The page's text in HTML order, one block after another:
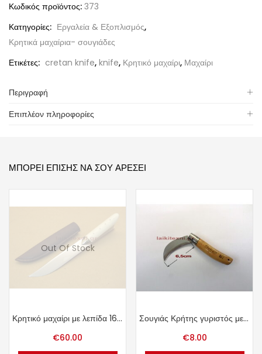
Κωδικός προϊόντος: 373
Κατηγορίες: Εργαλεία & Εξοπλισμός,
Κρητικά μαχαίρια- σουγιάδες
Ετικέτες: cretan knife, knife, Κρητικό μαχαίρι, Μαχαίρι
Περιγραφή
Επιπλέον πληροφορίες
ΜΠΟΡΕΊ ΕΠΊΣΗΣ ΝΑ ΣΟΥ ΑΡΈΣΕΙ
Out Of Stock
Κρητικό μαχαίρι με λεπίδα 16cm.
€60.00
Σουγιάς Κρήτης γυριστός με λεπίδα 6.5cm.
€8.00